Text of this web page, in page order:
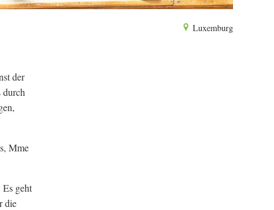
Luxemburg
der
durch
Mme
geht
die